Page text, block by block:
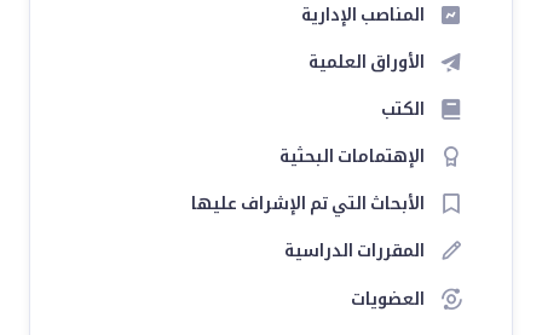
المناصب الإدارية
الأوراق العلمية
الكتب
الإهتمامات البحثية
الأبحاث التي تم الإشراف عليها
المقررات الدراسية
العضويات